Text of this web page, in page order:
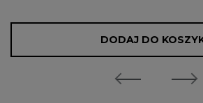
DODAJ DO